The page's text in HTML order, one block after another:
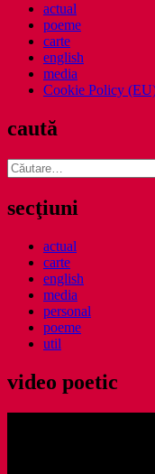
actual
poeme
carte
english
media
Cookie Policy
caută
Caută
după:
secţiuni
actual
carte
english
media
personal
poeme
util
video poetic